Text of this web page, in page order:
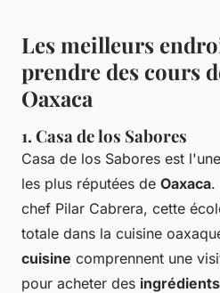
Les meilleurs
prendre des cours
Oaxaca
1. Casa de los Sabores
Casa de los Sabores est
les plus réputées de Oaxaca.
chef Pilar Cabrera, cette
totale dans la cuisine
cuisine comprennent une
pour acheter des